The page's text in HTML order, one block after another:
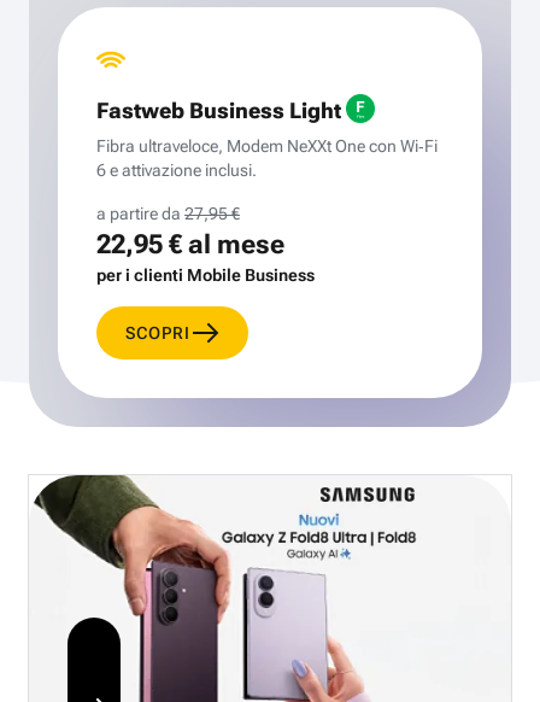
Fastweb Business Light
Fibra ultraveloce, Modem NeXXt One con Wi‑Fi
6 e attivazione inclusi.
a partire da 27,95 €
22,95 €al mese
per i clienti Mobile Business
SCOPRI